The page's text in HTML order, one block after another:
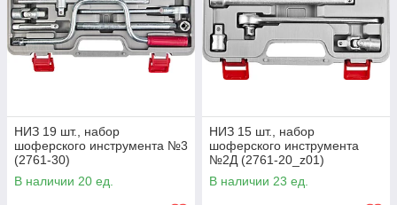
НИЗ 19 шт., набор
шоферского инструмента №3
(2761-30)
В наличии 20 ед.
НИЗ 15 шт., набор
шоферского инструмента
№2Д (2761-20_z01)
В наличии 23 ед.